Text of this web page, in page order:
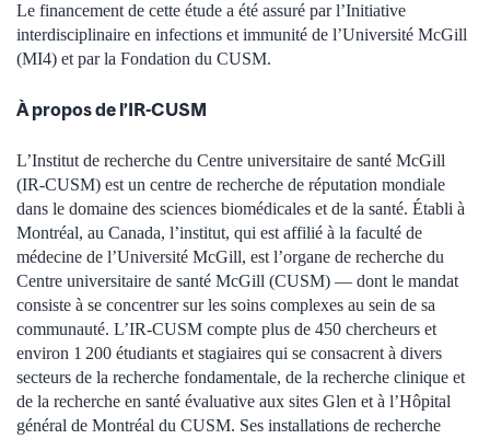
Le financement de cette étude a été assuré par l’Initiative
interdisciplinaire en infections et immunité de l’Université McGill
(MI4) et par la Fondation du CUSM.
À propos de l’IR-CUSM
L’Institut de recherche du Centre universitaire de santé McGill
(IR-CUSM) est un centre de recherche de réputation mondiale
dans le domaine des sciences biomédicales et de la santé. Établi à
Montréal, au Canada, l’institut, qui est affilié à la faculté de
médecine de l’Université McGill, est l’organe de recherche du
Centre universitaire de santé McGill (CUSM) — dont le mandat
consiste à se concentrer sur les soins complexes au sein de sa
communauté. L’IR-CUSM compte plus de 450 chercheurs et
environ 1 200 étudiants et stagiaires qui se consacrent à divers
secteurs de la recherche fondamentale, de la recherche clinique et
de la recherche en santé évaluative aux sites Glen et à l’Hôpital
général de Montréal du CUSM. Ses installations de recherche